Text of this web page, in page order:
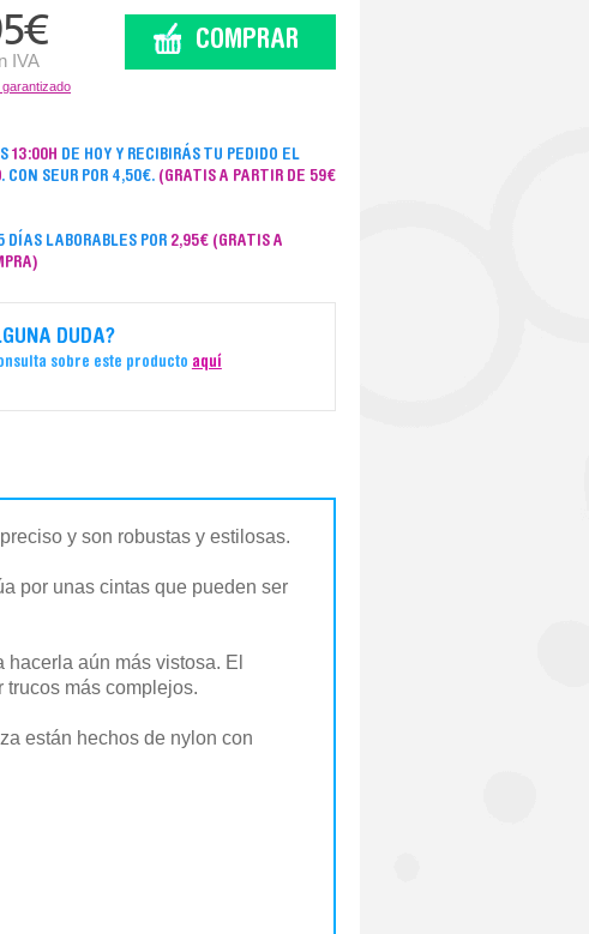
€
IVA
13:00H DE HOY Y RECIBIRÁS TU PEDIDO EL
. CON SEUR POR 4,50€. (GRATIS A PARTIR DE 59€
DÍAS LABORABLES POR 2,95€ (GRATIS A
DUDA?
sobre este producto aquí
y son robustas y estilosas.
por unas cintas que pueden ser
aún más vistosa. El
más complejos.
están hechos de nylon con